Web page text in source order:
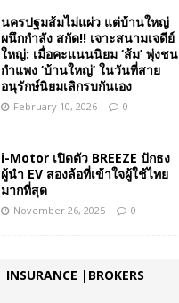
นครปฐมส้มไม่แผ่ว แต่บ้านใหญ่
ผนึกกำลัง สกัด!! เจาะสนามเจดีย์
ใหญ่: เมื่อคะแนนนิยม ‘ส้ม’ พุ่งชน
กำแพง ‘บ้านใหญ่’ ในวันที่สาย
อนุรักษ์นิยมเลิกรบกันเอง
February 10, 2026 0
i-Motor เปิดตัว BREEZE ปักธง
ผู้นำ EV สองล้อที่เข้าใจผู้ใช้ไทย
มากที่สุด
November 26, 2025 0
|BROKERS